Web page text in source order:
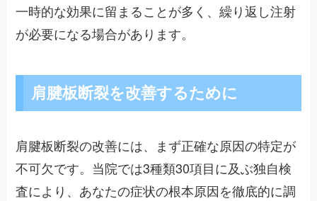
一時的な効果に留まることが多く、繰り返し注射
が必要になる場合があります。
肩腱板断裂を改善するために
肩腱板断裂の改善には、まず正確な原因の特定が
不可欠です。当院では3種類30項目に及ぶ独自検
査により、あなたの症状の根本原因を徹底的に調